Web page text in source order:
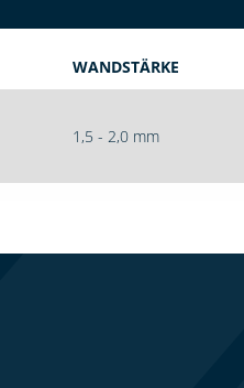
WANDSTÄRKE
1,5 - 2,0 mm